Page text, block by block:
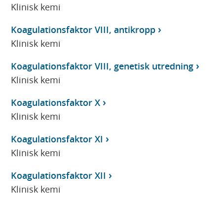
Klinisk kemi
Koagulationsfaktor VIII, antikropp
Klinisk kemi
Koagulationsfaktor VIII, genetisk utredning
Klinisk kemi
Koagulationsfaktor X
Klinisk kemi
Koagulationsfaktor XI
Klinisk kemi
Koagulationsfaktor XII
Klinisk kemi